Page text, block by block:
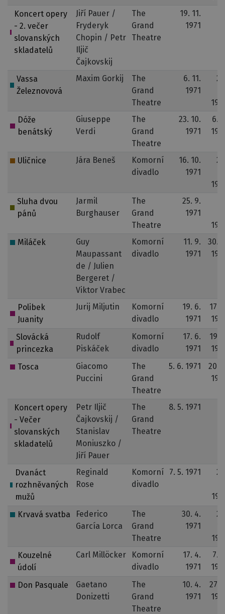
Koncert opery
- 2. večer
slovanských
skladatelů
Jiří Pauer /
Fryderyk
Chopin / Petr
Iljič
Čajkovskij
The
Grand
Theatre
19. 11.
1971
Vassa
Železnovová
Maxim Gorkij
The
Grand
Theatre
6. 11.
1971
Dóže
benátský
Giuseppe
Verdi
The
Grand
Theatre
23. 10.
1971
6.
Uličnice Jára Beneš
Komorní
divadlo
16. 10.
1971
Sluha dvou
pánů
Jarmil
Burghauser
The
Grand
Theatre
25. 9.
1971
Miláček
Guy
Maupassant
de / Julien
Bergeret /
Viktor Vrabec
Komorní
divadlo
11. 9.
1971
30.
Polibek
Juanity
Jurij Miljutin
Komorní
divadlo
19. 6.
1971
17.
Slovácká
princezka
Rudolf
Piskáček
Komorní
divadlo
17. 6.
1971
19.
Tosca
Giacomo
Puccini
The
Grand
Theatre
5. 6. 1971
20.
Koncert opery
- Večer
slovanských
skladatelů
Petr Iljič
Čajkovskij /
Stanislav
Moniuszko /
Jiří Pauer
The
Grand
Theatre
8. 5. 1971
Dvanáct
rozhněvaných
mužů
Reginald
Rose
Komorní
divadlo
7. 5. 1971
Krvavá svatba
Federico
García Lorca
The
Grand
Theatre
30. 4.
1971
Kouzelné
údolí
Carl Millöcker
Komorní
divadlo
17. 4.
1971
7.
Don Pasquale
Gaetano
Donizetti
The
Grand
Theatre
10. 4.
1971
27.